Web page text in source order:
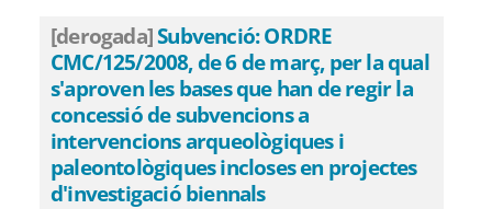
[derogada]Subvenció: ORDRE
CMC/125/2008, de 6 de març, per la qual
s'aproven les bases que han de regir la
concessió de subvencions a
intervencions arqueològiques i
paleontològiques incloses en projectes
d'investigació biennals